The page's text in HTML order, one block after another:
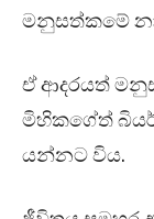
මනුසත්කමේ
ඒ ආදරයත්
මිහිකගේත් බියර්
යන්නට විය.